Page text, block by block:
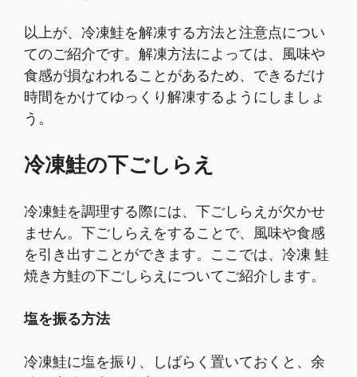
以上が、冷凍鮭を解凍する方法と注意点につい
てのご紹介です。解凍方法によっては、風味や
食感が損なわれることがあるため、できるだけ
時間をかけてゆっくり解凍するようにしましょ
う。
冷凍鮭の下ごしらえ
冷凍鮭を調理する際には、下ごしらえが欠かせ
ません。下ごしらえをすることで、風味や食感
を引き出すことができます。ここでは、冷凍 鮭
焼き方鮭の下ごしらえについてご紹介します。
塩を振る方法
冷凍鮭に塩を振り、しばらく置いておくと、余